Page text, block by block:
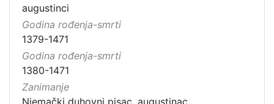
augustinci
Godina rođenja-smrti
1379-1471
Godina rođenja-smrti
1380-1471
Zanimanje